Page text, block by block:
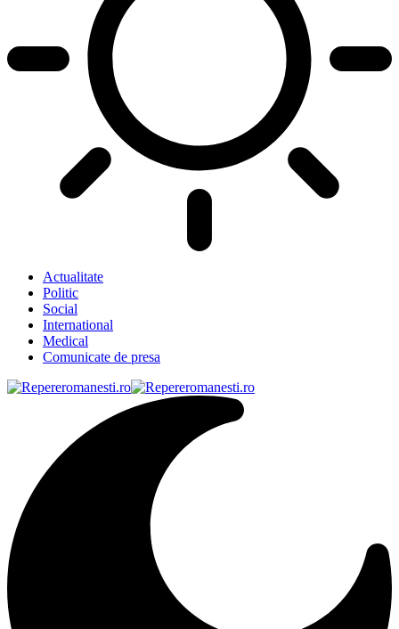
Actualitate
Politic
Social
International
Medical
Comunicate de presa